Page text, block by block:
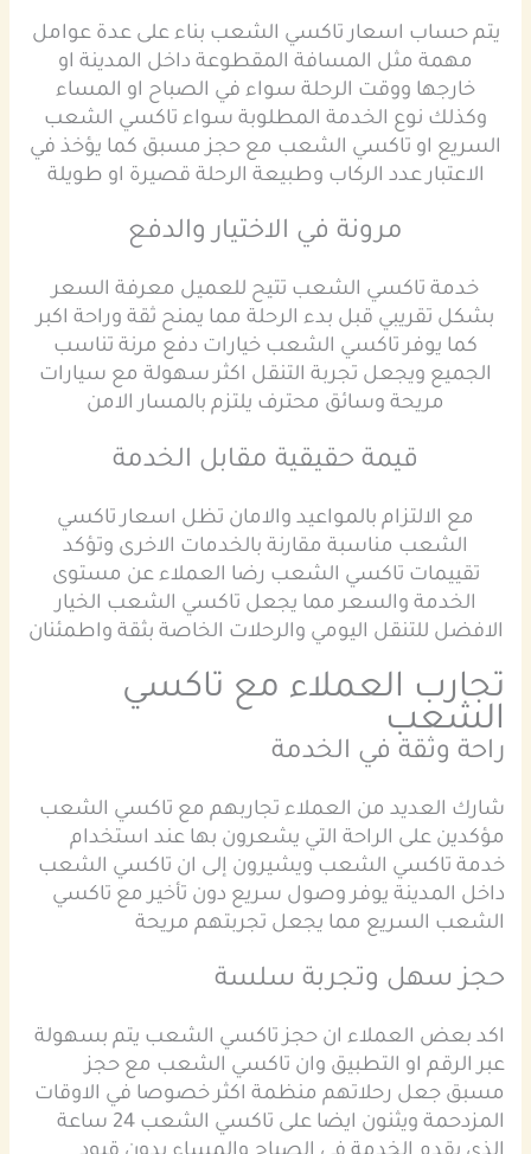
يتم حساب اسعار تاكسي الشعب بناء على عدة عوامل
مهمة مثل المسافة المقطوعة داخل المدينة او
خارجها ووقت الرحلة سواء في الصباح او المساء
وكذلك نوع الخدمة المطلوبة سواء تاكسي الشعب
السريع او تاكسي الشعب مع حجز مسبق كما يؤخذ في
الاعتبار عدد الركاب وطبيعة الرحلة قصيرة او طويلة
مرونة في الاختيار والدفع
خدمة تاكسي الشعب تتيح للعميل معرفة السعر
بشكل تقريبي قبل بدء الرحلة مما يمنح ثقة وراحة اكبر
كما يوفر تاكسي الشعب خيارات دفع مرنة تناسب
الجميع ويجعل تجربة التنقل اكثر سهولة مع سيارات
مريحة وسائق محترف يلتزم بالمسار الامن
قيمة حقيقية مقابل الخدمة
مع الالتزام بالمواعيد والامان تظل اسعار تاكسي
الشعب مناسبة مقارنة بالخدمات الاخرى وتؤكد
تقييمات تاكسي الشعب رضا العملاء عن مستوى
الخدمة والسعر مما يجعل تاكسي الشعب الخيار
الافضل للتنقل اليومي والرحلات الخاصة بثقة واطمئنان
تجارب العملاء مع تاكسي
الشعب
راحة وثقة في الخدمة
شارك العديد من العملاء تجاربهم مع تاكسي الشعب
مؤكدين على الراحة التي يشعرون بها عند استخدام
خدمة تاكسي الشعب ويشيرون إلى ان تاكسي الشعب
داخل المدينة يوفر وصول سريع دون تأخير مع تاكسي
الشعب السريع مما يجعل تجربتهم مريحة
حجز سهل وتجربة سلسة
اكد بعض العملاء ان حجز تاكسي الشعب يتم بسهولة
عبر الرقم او التطبيق وان تاكسي الشعب مع حجز
مسبق جعل رحلاتهم منظمة اكثر خصوصا في الاوقات
المزدحمة ويثنون ايضا على تاكسي الشعب 24 ساعة